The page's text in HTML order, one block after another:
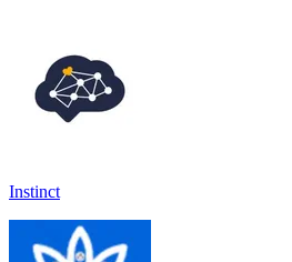
Instinct